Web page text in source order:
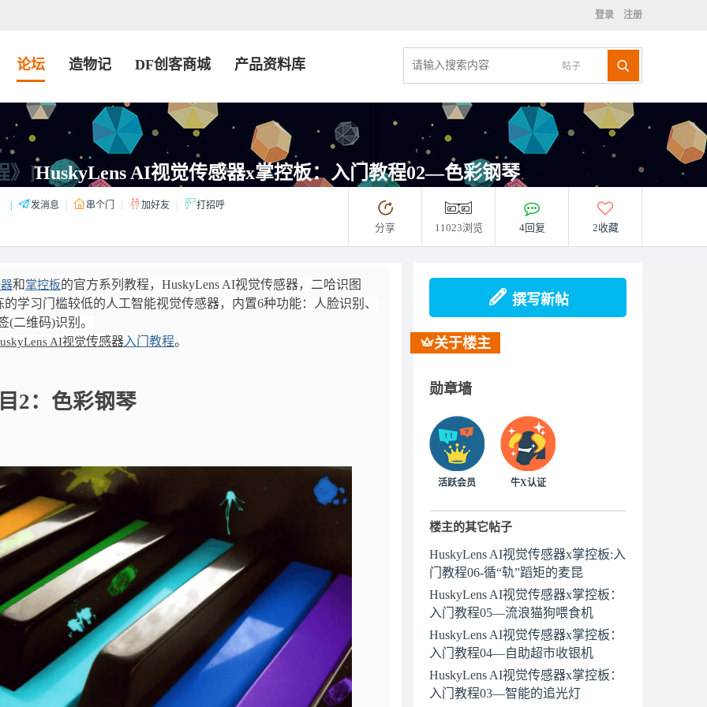
登录 注册
帖子
论坛 造物记 DF创客商城 产品资料库
》]HuskyLens AI视觉传感器x掌控板：入门教程02—色彩钢琴
发消息 串个门 加好友 打招呼
分享 11023浏览 4回复 2收藏
和掌控板的官方系列教程，HuskyLens AI视觉传感器， 二哈识图
学习门槛较低的人工智能视觉传感器，内置6种功能：人脸识别、
二维码)识别。
AI视觉传感器入门教程。
2： 色彩钢琴
撰写新帖
关于楼主
勋章墙
活跃会员 牛X认证
楼主的其它帖子
HuskyLens AI视觉传感器x掌控板:入
门教程06-循“轨”蹈矩的麦昆
HuskyLens AI视觉传感器x掌控板：
入门教程05—流浪猫狗喂食机
HuskyLens AI视觉传感器x掌控板：
入门教程04—自助超市收银机
HuskyLens AI视觉传感器x掌控板：
入门教程03—智能的追光灯